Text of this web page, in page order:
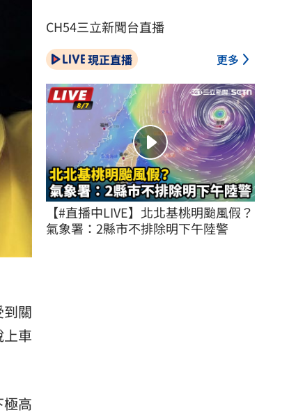
關
車
高
CH54三立新聞台直播
現正直播 更多
【#直播中LIVE】北北基桃明颱風假？
氣象署：2縣市不排除明下午陸警